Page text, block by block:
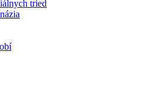
tried